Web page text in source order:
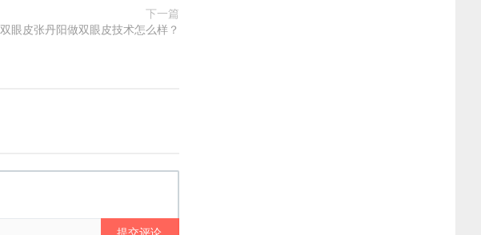
下一篇
眼皮张丹阳做双眼皮技术怎么样？
提交评论